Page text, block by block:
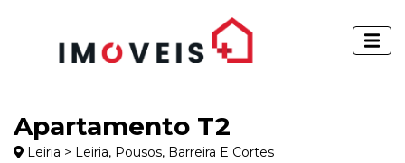
Apartamento T2
Leiria > Leiria, Pousos, Barreira E Cortes